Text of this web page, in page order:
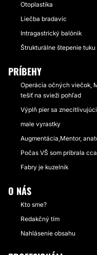
Otoplastika
Liečba bradavíc
Intragastrický balónik
Štrukturálne štepenie tuku
PRÍBEHY
Operácia očných viečok,
tešiť na svieži pohľad
Výplň pier sa
male vyrastky
Augmentácia,Mentor,
Počas VŠ som pribrala
Fabry je kuzelnik
O NÁS
Kto sme?
Redakčný tím
Nahlásenie obsahu